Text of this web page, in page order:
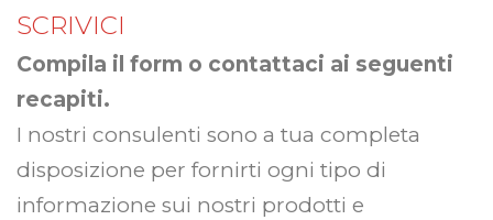
SCRIVICI
Compila il form o contattaci ai seguenti
recapiti.
I nostri consulenti sono a tua completa
disposizione per fornirti ogni tipo di
informazione sui nostri prodotti e